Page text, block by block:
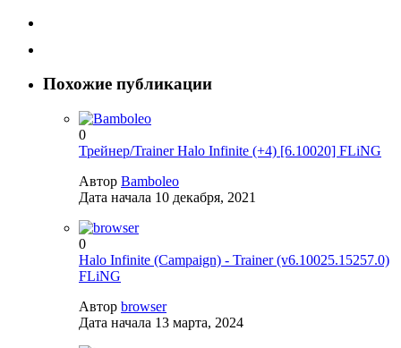
Похожие публикации
0
Трейнер/Trainer Halo Infinite (+4) [6.10020] FLiNG
Автор Bamboleo
Дата начала 10 декабря, 2021
0
Halo Infinite (Campaign) - Trainer (v6.10025.15257.0)
FLiNG
Автор browser
Дата начала 13 марта, 2024